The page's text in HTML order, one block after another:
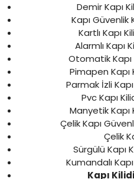
Demir Kapı
Kapı Güvenlik
Kartlı Kapı
Alarmlı Kapı
Otomatik Kapı
Pimapen Kapı
Parmak İzli
Pvc Kapı
Manyetik Kapı
Çelik Kapı
Çelik
Sürgülü Kapı
Kumandalı
Kapı